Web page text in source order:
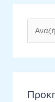
ν
α
ζ
ή